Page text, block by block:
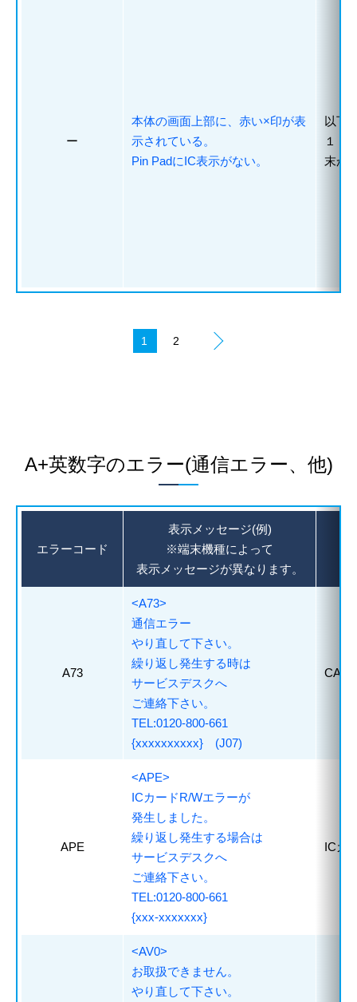
ー
本体の画面上部に、赤い×印が表
示されている。
Pin PadにIC表示がない。
以下
１．
末か
A+英数字のエラー(通信エラー、他)
エラーコード
表示メッセージ(例)
※端末機種によって
表示メッセージが異なります。
A73
<A73>
通信エラー
やり直して下さい。
繰り返し発生する時は
サービスデスクへ
ご連絡下さい。
TEL:0120-800-661
{xxxxxxxxxx} (J07)
APE
<APE>
ICカードR/Wエラーが
発生しました。
繰り返し発生する場合は
サービスデスクへ
ご連絡下さい。
TEL:0120-800-661
{xxx-xxxxxxx}
ICカ
<AV0>
お取扱できません。
やり直して下さい。